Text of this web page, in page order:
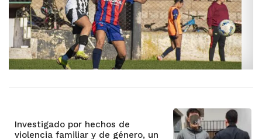
Investigado por hechos de
violencia familiar y de género, un